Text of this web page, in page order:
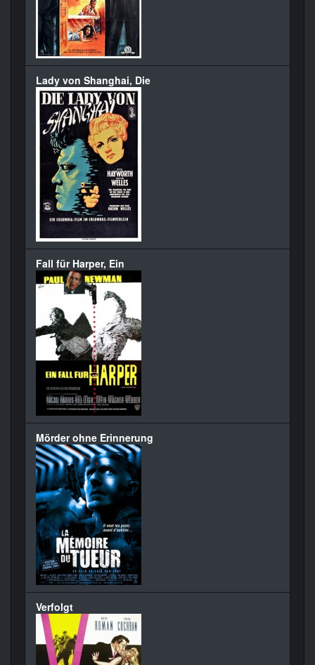
Lady von Shanghai, Die
Fall für Harper, Ein
Mörder ohne Erinnerung
Verfolgt